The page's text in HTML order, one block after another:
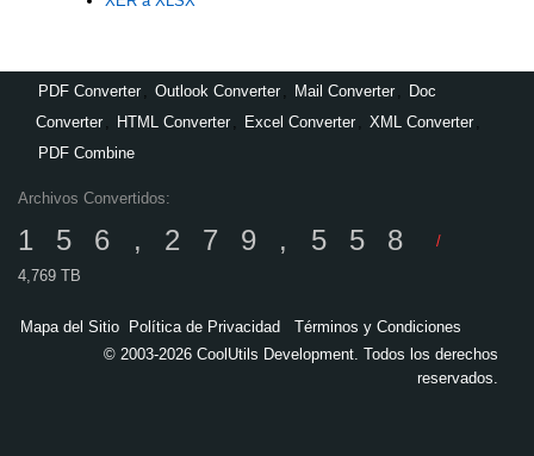
PDF Converter Outlook Converter Mail Converter
Doc
Converter
HTML Converter Excel Converter XML Converter
PDF Combine
Archivos Convertidos:
156,279,558
/
4,769 TB
Mapa del Sitio Política de Privacidad
Términos y Condiciones
© 2003-2026 CoolUtils Development. Todos los derechos
reservados.